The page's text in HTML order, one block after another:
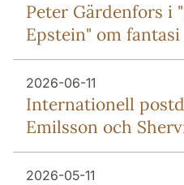
Peter Gärdenfors i
Epstein" om fantasi
2026-06-11
Internationell
Emilsson och
2026-05-11